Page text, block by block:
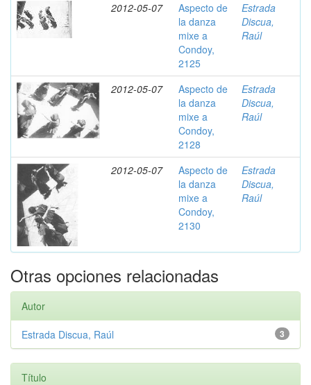
2012-05-07
Aspecto de
la danza
mixe a
Condoy,
2125
Estrada
Discua,
Raúl
2012-05-07
Aspecto de
la danza
mixe a
Condoy,
2128
Estrada
Discua,
Raúl
2012-05-07
Aspecto de
la danza
mixe a
Condoy,
2130
Estrada
Discua,
Raúl
Otras opciones relacionadas
Autor
3
Estrada Discua, Raúl
Título